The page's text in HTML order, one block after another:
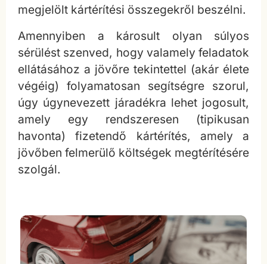
megjelölt kártérítési összegekről beszélni.
Amennyiben a károsult olyan súlyos
sérülést szenved, hogy valamely feladatok
ellátásához a jövőre tekintettel (akár élete
végéig) folyamatosan segítségre szorul,
úgy úgynevezett járadékra lehet jogosult,
amely egy rendszeresen (tipikusan
havonta) fizetendő kártérítés, amely a
jövőben felmerülő költségek megtérítésére
szolgál.